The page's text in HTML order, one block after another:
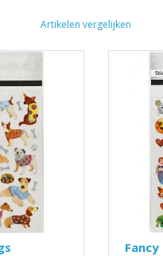
Artikelen vergelijken